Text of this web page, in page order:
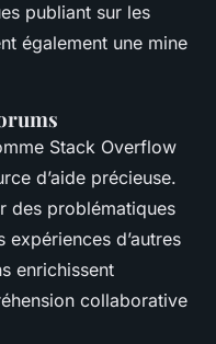
publiant sur les
également une mine
Stack Overflow
d’aide précieuse.
des problématiques
expériences d’autres
enrichissent
collaborative